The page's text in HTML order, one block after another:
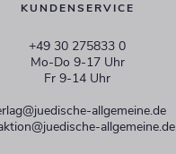
KUNDENSERVICE
+49 30 275833 0
Mo-Do 9-17 Uhr
Fr 9-14 Uhr
allgemeine.de
allgemeine.de